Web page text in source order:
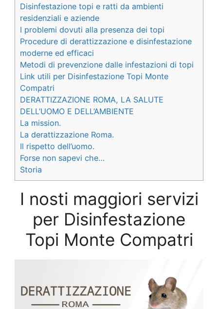
Disinfestazione topi e ratti da ambienti
residenziali e aziende
I problemi dovuti alla presenza dei topi
Procedure di derattizzazione e disinfestazione
moderne ed efficaci
Metodi di prevenzione dalle infestazioni di topi
Link utili per Disinfestazione Topi Monte
Compatri
DERATTIZZAZIONE ROMA, LA SALUTE
DELL’UOMO E DELL’AMBIENTE
La mission.
La derattizzazione Roma.
Il rispetto dell’uomo.
Forse non sapevi che…
Storia
I nosti maggiori servizi
per Disinfestazione
Topi Monte Compatri